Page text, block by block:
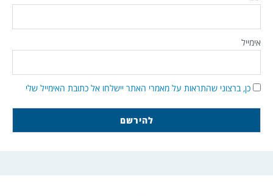
אימייל
כן, ברצוני שהתראות על מאמרי האתר יישלחו אל כתובת האימייל שלי